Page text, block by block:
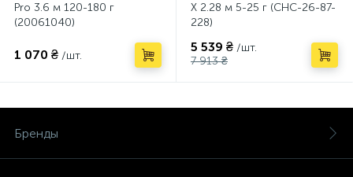
Pro 3.6 м 120-180 г
(20061040)
1 070 ₴ /шт.
X 2.28 м 5-25 г (CHC-26-87-
228)
5 539 ₴ /шт.
7 913 ₴
Бренды